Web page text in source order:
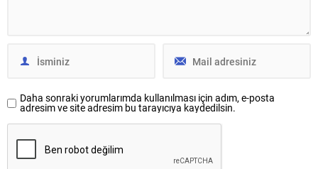
Daha sonraki yorumlarımda kullanılması için adım, e-posta
adresim ve site adresim bu tarayıcıya kaydedilsin.